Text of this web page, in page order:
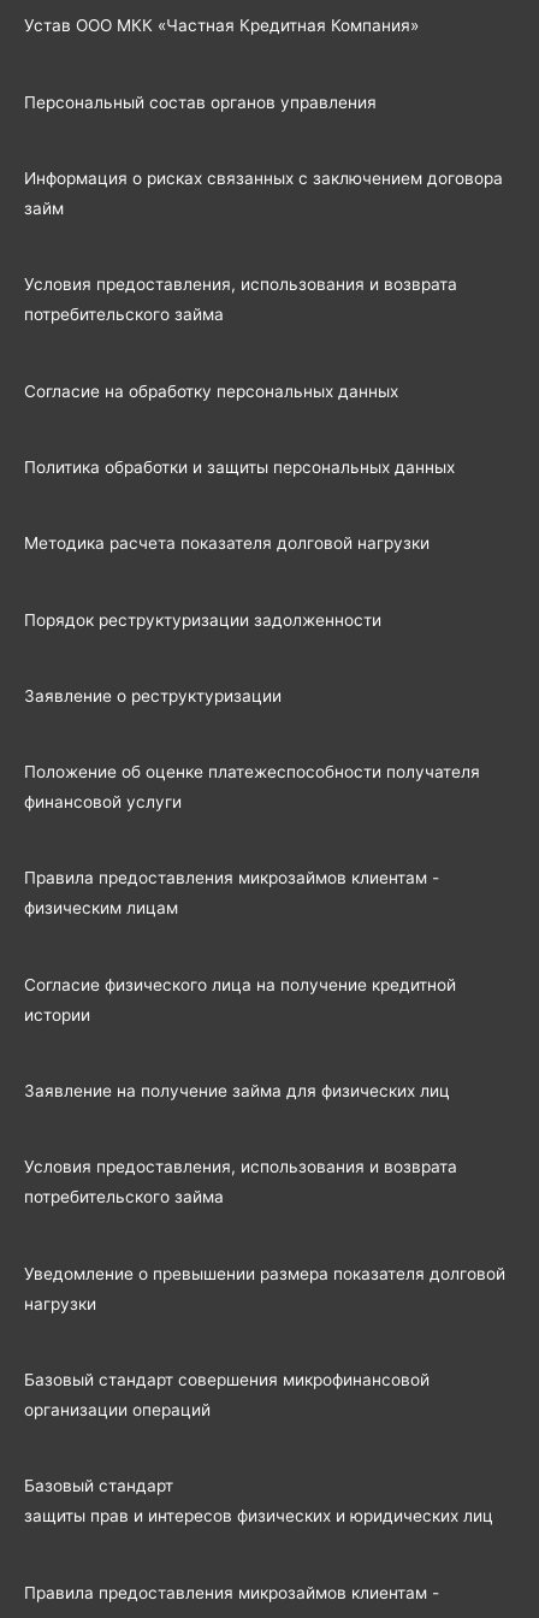
Устав ООО МКК «Частная Кредитная Компания»
Персональный состав органов управления
Информация о рисках связанных с заключением договора
займ
Условия предоставления, использования и возврата
потребительского займа
Согласие на обработку персональных данных
Политика обработки и защиты персональных данных
Методика расчета показателя долговой нагрузки
Порядок реструктуризации задолженности
Заявление о реструктуризации
Положение об оценке платежеспособности получателя
финансовой услуги
Правила предоставления микрозаймов клиентам -
физическим лицам
Согласие физического лица на получение кредитной
истории
Заявление на получение займа для физических лиц
Условия предоставления, использования и возврата
потребительского займа
Уведомление о превышении размера показателя долговой
нагрузки
Базовый стандарт совершения микрофинансовой
организации операций
Базовый стандарт
защиты прав и интересов физических и юридических лиц
Правила предоставления микрозаймов клиентам -